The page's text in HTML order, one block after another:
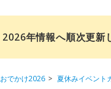
2026年情報へ順次更新
でかけ2026 夏休みイベント